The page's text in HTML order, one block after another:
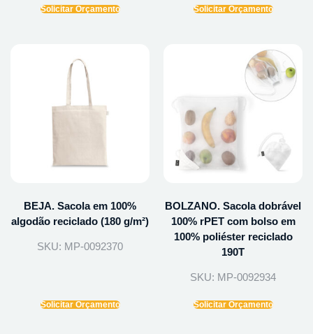
Solicitar Orçamento Solicitar Orçamento
BEJA. Sacola em 100%
algodão reciclado (180 g/m²)
SKU: MP-0092370
Solicitar Orçamento
BOLZANO. Sacola dobrável
100% rPET com bolso em
100% poliéster reciclado
190T
SKU: MP-0092934
Solicitar Orçamento